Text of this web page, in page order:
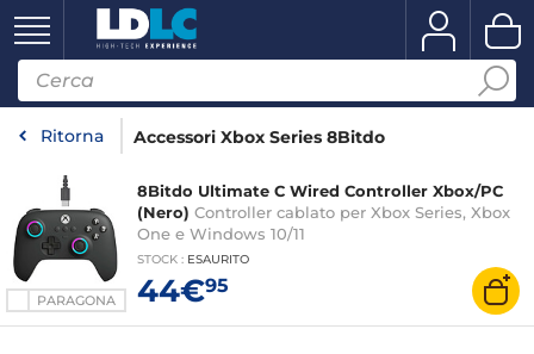
Ritorna Accessori Xbox Series 8Bitdo
PARAGONA
8Bitdo Ultimate C Wired Controller Xbox/PC
(Nero) Controller cablato per Xbox Series, Xbox
One e Windows 10/11
STOCK : ESAURITO
44€95